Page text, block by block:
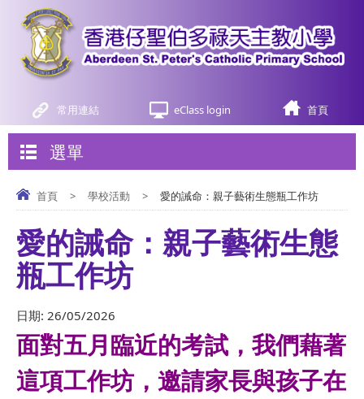
常用連結 eClass login 首頁
選單
首頁 > 學校活動 > 愛的誡命：親子藝術生態瓶工作坊
愛的誡命：親子藝術生態
瓶工作坊
日期: 26/05/2026
面對五月臨近的考試，我們藉著
這項工作坊，邀請家長與孩子在